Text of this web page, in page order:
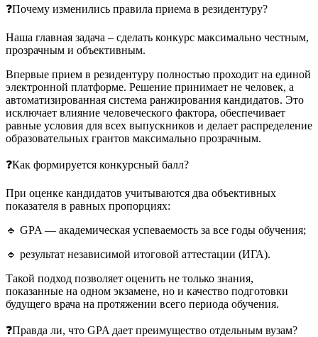
❓Почему изменились правила приема в резидентуру?
Наша главная задача – сделать конкурс максимально честным,
прозрачным и объективным.
Впервые прием в резидентуру полностью проходит на единой
электронной платформе. Решение принимает не человек, а
автоматизированная система ранжирования кандидатов. Это
исключает влияние человеческого фактора, обеспечивает
равные условия для всех выпускников и делает распределение
образовательных грантов максимально прозрачным.
❓Как формируется конкурсный балл?
При оценке кандидатов учитываются два объективных
показателя в равных пропорциях:
🔹 GPA — академическая успеваемость за все годы обучения;
🔹 результат независимой итоговой аттестации (ИГА).
Такой подход позволяет оценить не только знания,
показанные на одном экзамене, но и качество подготовки
будущего врача на протяжении всего периода обучения.
❓Правда ли, что GPA дает преимущество отдельным вузам?